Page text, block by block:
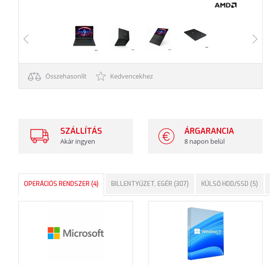
Összehasonlít Kedvencekhez
SZÁLLÍTÁS
Akár ingyen
ÁRGARANCIA
8 napon belül
OPERÁCIÓS RENDSZER (4) BILLENTYŰZET, EGÉR (307) KÜLSŐ HDD/SSD (5)